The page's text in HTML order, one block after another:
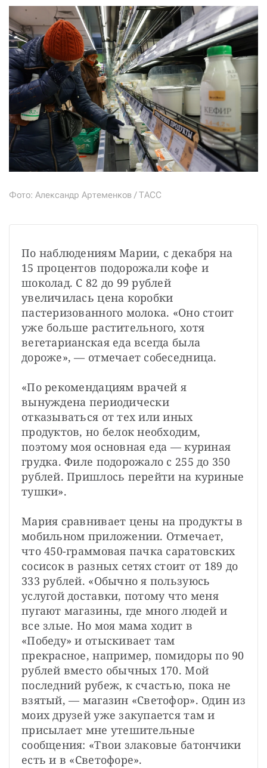
Фото: Александр Артеменков / ТАСС
По наблюдениям Марии, с декабря на
15 процентов подорожали кофе и
шоколад. С 82 до 99 рублей
увеличилась цена коробки
пастеризованного молока. «Оно стоит
уже больше растительного, хотя
вегетарианская еда всегда была
дороже», — отмечает собеседница.
«По рекомендациям врачей я
вынуждена периодически
отказываться от тех или иных
продуктов, но белок необходим,
поэтому моя основная еда — куриная
грудка. Филе подорожало с 255 до 350
рублей. Пришлось перейти на куриные
тушки».
Мария сравнивает цены на продукты в
мобильном приложении. Отмечает,
что 450-граммовая пачка саратовских
сосисок в разных сетях стоит от 189 до
333 рублей. «Обычно я пользуюсь
услугой доставки, потому что меня
пугают магазины, где много людей и
все злые. Но моя мама ходит в
«Победу» и отыскивает там
прекрасное, например, помидоры по 90
рублей вместо обычных 170. Мой
последний рубеж, к счастью, пока не
взятый, — магазин «Светофор». Один из
моих друзей уже закупается там и
присылает мне утешительные
сообщения: «Твои злаковые батончики
есть и в «Светофоре».